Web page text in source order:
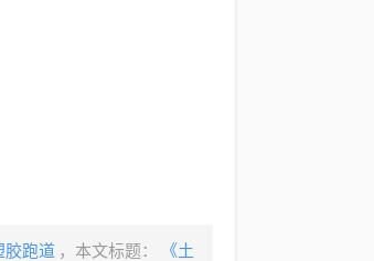
胶跑道 ，本文标题：
《土